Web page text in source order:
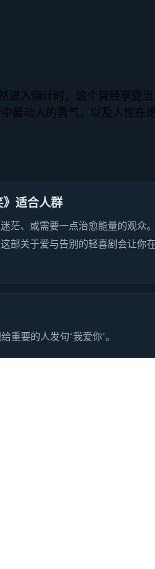
入倒计时，这个曾经享受
最动人的勇气，以及人性在
》适合人群
茫、或需要一点治愈能量的观众
部关于爱与告别的轻喜剧会让你
要的人发句‘我爱你’。